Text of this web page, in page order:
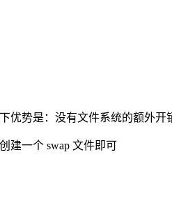
势是：没有文件系统的额外
建一个 swap 文件即可